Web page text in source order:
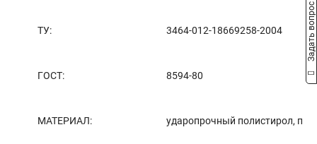
ТУ: 3464-012-18669258-2004
ГОСТ: 8594-80
МАТЕРИАЛ: ударопрочный полистирол,
Задать вопрос